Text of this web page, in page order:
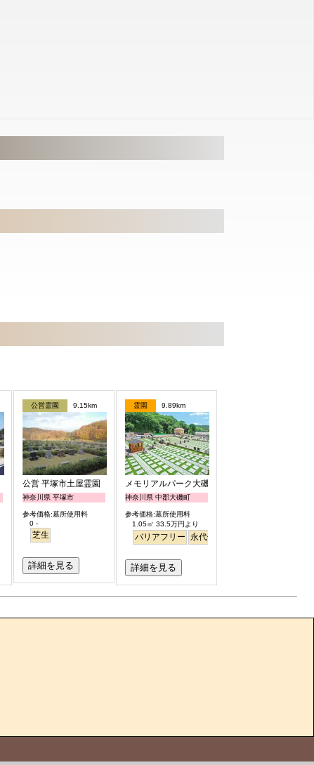
公営霊園 9.15km
公営 平塚市土屋霊園
神奈川県 平塚市
参考価格:墓所使用料
0 -
芝生
詳細を見る
霊園 9.89km
メモリアルパーク大磯
神奈川県 中郡大磯町
参考価格:墓所使用料
1.05㎡ 33.5万円より
バリアフリー 永代供養
詳細を見る